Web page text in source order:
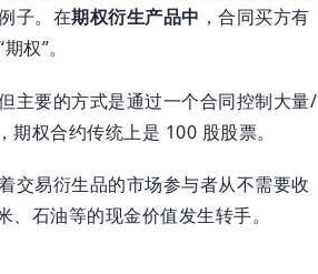
子。在期权衍生产品中 ，合同买方有
权”。
主要的方式是通过一个合同控制大量/
权合约传统上是 100 股股票。
交易衍生品的市场参与者从不需要收
石油等的现金价值发生转手。